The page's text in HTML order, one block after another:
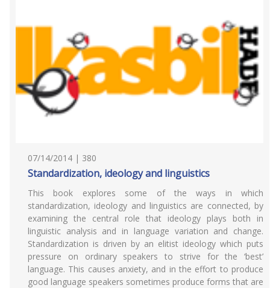
07/14/2014 | 380
Standardization, ideology and linguistics
This book explores some of the ways in which
standardization, ideology and linguistics are connected, by
examining the central role that ideology plays both in
linguistic analysis and in language variation and change.
Standardization is driven by an elitist ideology which puts
pressure on ordinary speakers to strive for the ‘best’
language. This causes anxiety, and in the effort to produce
good language speakers sometimes produce forms that are